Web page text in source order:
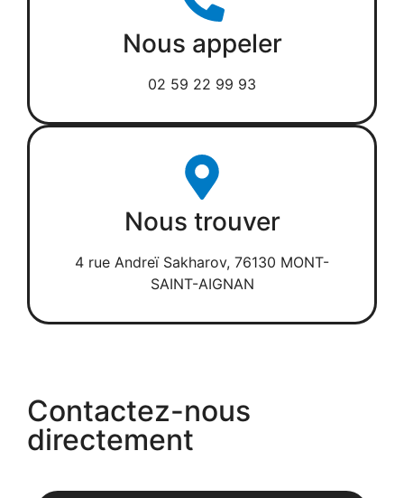
Nous appeler
02 59 22 99 93
Nous trouver
4 rue Andreï Sakharov, 76130 MONT-
SAINT-AIGNAN
Contactez-nous
directement